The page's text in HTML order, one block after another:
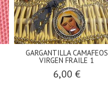
GARGANTILLA CAMAFEOS
VIRGEN FRAILE 1
6,00 €